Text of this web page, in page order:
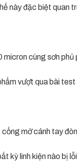
này đặc biệt quan
cùng sơn
vượt qua bài
cổng mở cánh tay
kỳ linh kiện nào bị